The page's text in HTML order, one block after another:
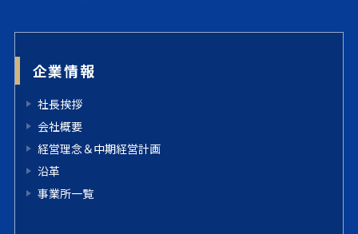
企業情報
社長挨拶
会社概要
経営理念＆中期経営計画
沿革
事業所一覧